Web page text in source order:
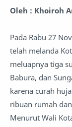
Oleh : Khoiroh
Pada Rabu 27
telah melanda
meluapnya tiga
Babura, dan
karena curah
ribuan rumah
Menurut Wali